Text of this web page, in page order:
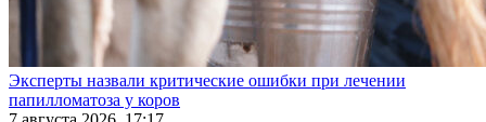
Эксперты назвали критические ошибки при лечении
папилломатоза у коров